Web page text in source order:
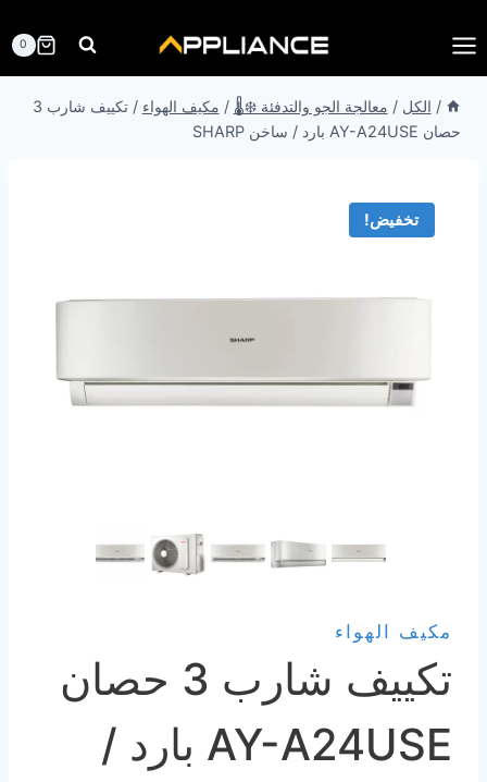
إلى
المحتوى
0
/ الكل / معالجة الجو والتدفئة ❄️🌡️ / مكيف الهواء /
تكييف شارب 3
حصان AY-A24USE بارد / ساخن SHARP
تخفيض!
مكيف الهواء
تكييف شارب 3 حصان
AY-A24USE بارد /